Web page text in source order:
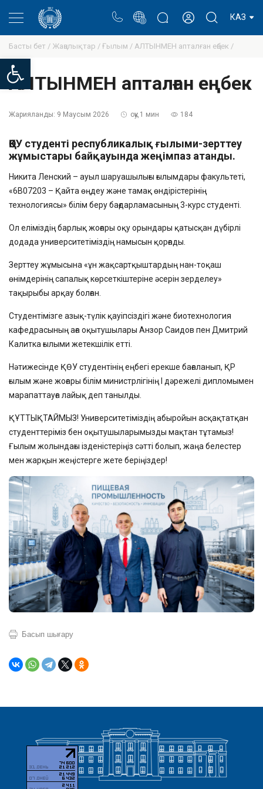
Open toolbar
КАЗ
Басты бет / Жаңалықтар / Ғылым / АЛТЫНМЕН апталған еңбек /
АЛТЫНМЕН апталған еңбек
Жарияланды: 9 Маусым 2026 оқу 1 мин 184
ҚӨУ студенті республикалық ғылыми-зерттеу
жұмыстары байқауында жеңімпаз атанды.
Никита Ленский – ауыл шаруашылығы ғылымдары факультеті,
«6B07203 – Қайта өңдеу және тамақ өндірістерінің
технологиясы» білім беру бағдарламасының 3-курс студенті.
Ол еліміздің барлық жоғары оқу орындары қатысқан дүбірлі
додада университетіміздің намысын қорғады.
Зерттеу жұмысына «ұн жақсартқыштардың нан-тоқаш
өнімдерінің сапалық көрсеткіштеріне әсерін зерделеу»
тақырыбы арқау болған.
Студентімізге азық-түлік қауіпсіздігі және биотехнология
кафедрасының аға оқытушылары Анзор Саидов пен Дмитрий
Калитка ғылыми жетекшілік етті.
Нәтижесінде ҚӨУ студентінің еңбегі ерекше бағаланып, ҚР
ғылым және жоғары білім министрлігінің І дәрежелі дипломымен
марапаттауға лайық деп танылды.
ҚҰТТЫҚТАЙМЫЗ! Университетіміздің абыройын асқақтатқан
студенттеріміз бен оқытушыларымызды мақтан тұтамыз!
Ғылым жолындағы ізденістеріңіз сәтті болып, жаңа белестер
мен жарқын жеңістерге жете беріңіздер!
Басып шығару